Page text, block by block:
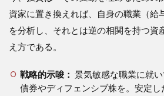
資家に置き換えれば、自身の職業（給
を分析し、それとは逆の相関を持つ資
え方である。
戦略的示唆： 景気敏感な職業に就
債券やディフェンシブ株を。安定